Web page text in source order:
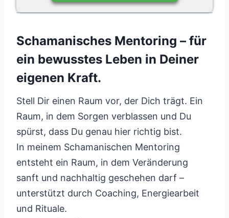
Schamanisches Mentoring – für
ein bewusstes Leben in Deiner
eigenen Kraft.
Stell Dir einen Raum vor, der Dich trägt. Ein
Raum, in dem Sorgen verblassen und Du
spürst, dass Du genau hier richtig bist.
In meinem Schamanischen Mentoring
entsteht ein Raum, in dem Veränderung
sanft und nachhaltig geschehen darf –
unterstützt durch Coaching, Energiearbeit
und Rituale.